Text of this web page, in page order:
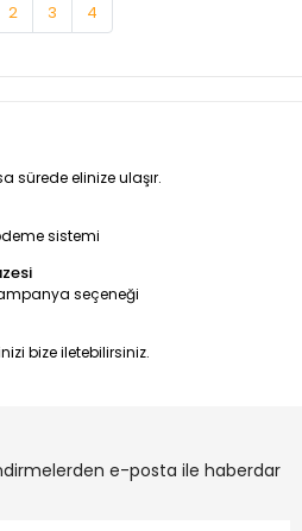
2 3 4
sürede elinize ulaşır.
sistemi
seçeneği
bize iletebilirsiniz.
e-posta ile haberdar